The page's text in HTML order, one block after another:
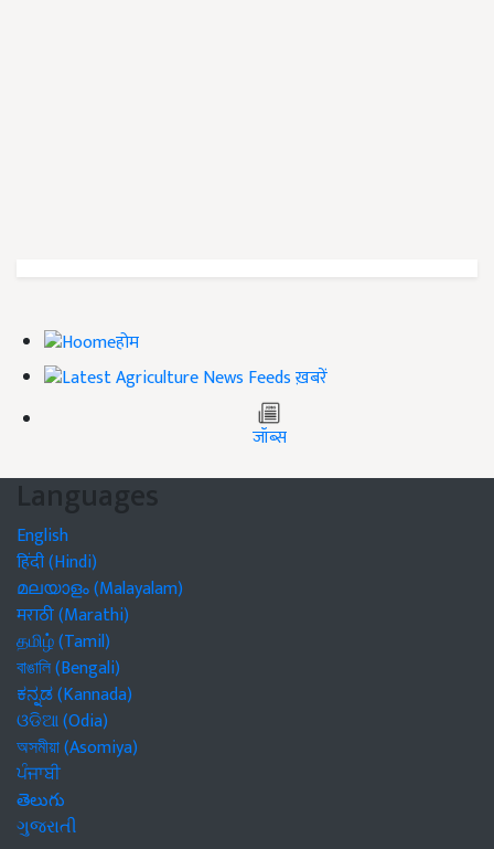
होम
ख़बरें
जॉब्स
Languages
English
हिंदी (Hindi)
മലയാളം (Malayalam)
मराठी (Marathi)
தமிழ் (Tamil)
বাঙালি (Bengali)
ಕನ್ನಡ (Kannada)
ଓଡିଆ (Odia)
অসমীয়া (Asomiya)
ਪੰਜਾਬੀ
తెలుగు
ગુજરાતી